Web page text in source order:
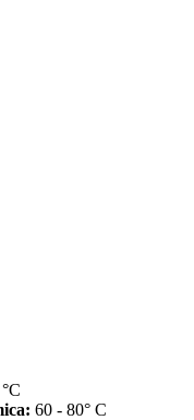
60 - 80° C